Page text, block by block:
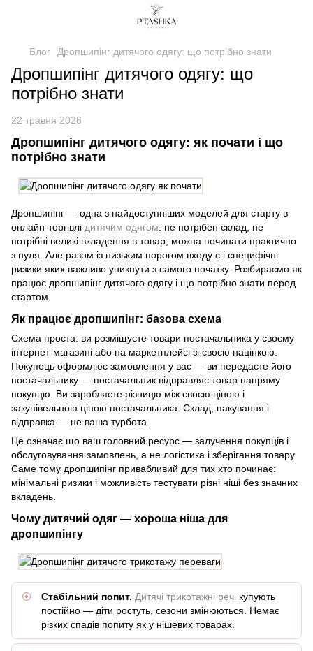
Блог Дропшипінг дитячого одягу: що потрібно знати
Дропшипінг дитячого одягу: що
потрібно знати
22 травня 2026
Дропшипінг дитячого одягу: як почати і що
потрібно знати
Дропшипінг — одна з найдоступніших моделей для старту в
онлайн-торгівлі дитячим одягом: не потрібен склад, не
потрібні великі вкладення в товар, можна починати практично
з нуля. Але разом із низьким порогом входу є і специфічні
ризики яких важливо уникнути з самого початку. Розбираємо як
працює дропшипінг дитячого одягу і що потрібно знати перед
стартом.
Як працює дропшипінг: базова схема
Схема проста: ви розміщуєте товари постачальника у своєму
інтернет-магазині або на маркетплейсі зі своєю націнкою.
Покупець оформлює замовлення у вас — ви передаєте його
постачальнику — постачальник відправляє товар напряму
покупцю. Ви заробляєте різницю між своєю ціною і
закупівельною ціною постачальника. Склад, пакування і
відправка — не ваша турбота.
Це означає що ваш головний ресурс — залучення покупців і
обслуговування замовлень, а не логістика і зберігання товару.
Саме тому дропшипінг привабливий для тих хто починає:
мінімальні ризики і можливість тестувати різні ніші без значних
вкладень.
Чому дитячий одяг — хороша ніша для
дропшипінгу
Стабільний попит. Дитячі трикотажні речі купують
постійно — діти ростуть, сезони змінюються. Немає
різких спадів попиту як у нішевих товарах.